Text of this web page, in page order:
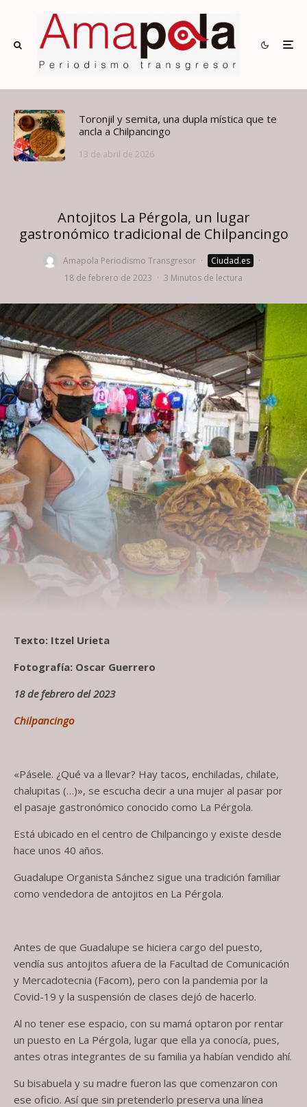
Toronjil y semita, una dupla mística que te
ancla a Chilpancingo
13 de abril de 2026
Antojitos La Pérgola, un lugar
gastronómico tradicional de Chilpancingo
Amapola Periodismo Transgresor · Ciudad.es
·
18 de febrero de 2023 · 3 Minutos de lectura
Texto: Itzel Urieta
Fotografía: Oscar Guerrero
18 de febrero del 2023
Chilpancingo
«Pásele. ¿Qué va a llevar? Hay tacos, enchiladas, chilate,
chalupitas (…)», se escucha decir a una mujer al pasar por
el pasaje gastronómico conocido como La Pérgola.
Está ubicado en el centro de Chilpancingo y existe desde
hace unos 40 años.
Guadalupe Organista Sánchez sigue una tradición familiar
como vendedora de antojitos en La Pérgola.
Antes de que Guadalupe se hiciera cargo del puesto,
vendía sus antojitos afuera de la Facultad de Comunicación
y Mercadotecnia (Facom), pero con la pandemia por la
Covid-19 y la suspensión de clases dejó de hacerlo.
Al no tener ese espacio, con su mamá optaron por rentar
un puesto en La Pérgola, lugar que ella ya conocía, pues,
antes otras integrantes de su familia ya habían vendido ahí.
Su bisabuela y su madre fueron las que comenzaron con
ese oficio. Así que sin pretenderlo preserva una línea